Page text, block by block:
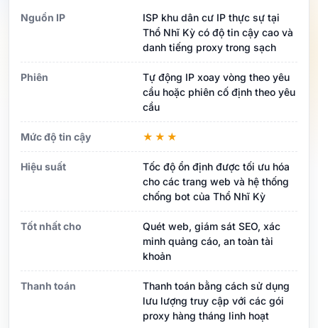
Nguồn IP
ISP khu dân cư IP thực sự tại
Thổ Nhĩ Kỳ có độ tin cậy cao và
danh tiếng proxy trong sạch
Phiên
Tự động IP xoay vòng theo yêu
cầu hoặc phiên cố định theo yêu
cầu
Mức độ tin cậy ★★★
Hiệu suất
Tốc độ ổn định được tối ưu hóa
cho các trang web và hệ thống
chống bot của Thổ Nhĩ Kỳ
Tốt nhất cho
Quét web, giám sát SEO, xác
minh quảng cáo, an toàn tài
khoản
Thanh toán
Thanh toán bằng cách sử dụng
lưu lượng truy cập với các gói
proxy hàng tháng linh hoạt